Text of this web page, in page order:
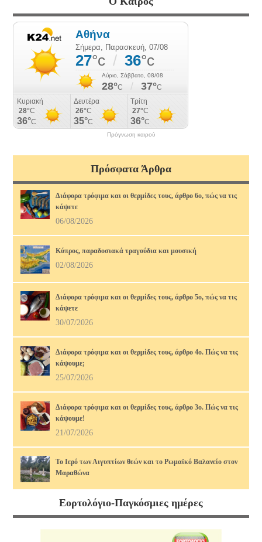
Πρόγνωση καιρού
Πρόσφατα Άρθρα
Διάφορα τρόφιμα και οι θερμίδες τους, άρθρο 6ο, πώς να τις
κάψετε
06/08/2026
Κύπρος, παραδοσιακά τραγούδια και μουσική
02/08/2026
Διάφορα τρόφιμα και οι θερμίδες τους, άρθρο 5ο, πώς να τις
κάψετε
30/07/2026
Διάφορα τρόφιμα και οι θερμίδες τους, άρθρο 4ο. Πώς να τις
κάψουμε;
25/07/2026
Διάφορα τρόφιμα και οι θερμίδες τους, άρθρο 3ο. Πώς να τις
κάψουμε!
21/07/2026
Το Ιερό των Αιγυπτίων θεών και το Ρωμαϊκό Βαλανείο στον
Μαραθώνα
17/07/2026
Διάφορα τρόφιμα και οι θερμίδες τους, άρθρο 2ο. Πώς να τις
κάψουμε!
Εορτολόγιο-Παγκόσμιες ημέρες